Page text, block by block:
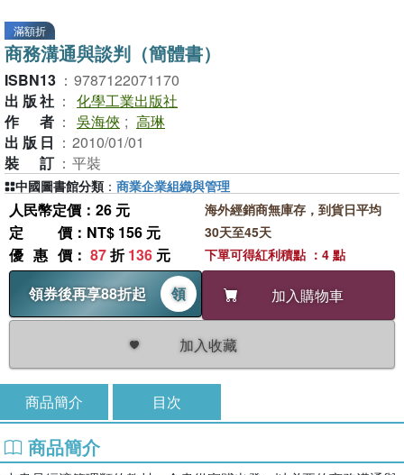
滿額折
商務溝通與談判（簡體書）
ISBN13 ： 9787122071170
出版社 ： 化學工業出版社
作者 ： 吳海俠 ; 高琳
出版日 ： 2010/01/01
裝訂 ： 平裝
人民幣定價：26 元
定價 ：NT$ 156 元
優惠價 ： 87折136 元
領券後再享88折起
領 加入購物車
加入收藏
海外經銷商無庫存，到貨日平均
30天至45天
下單可得紅利積點 ：4 點
中國圖書館分類 ： 商業企業組織與管理
商品簡介 目次
商品簡介